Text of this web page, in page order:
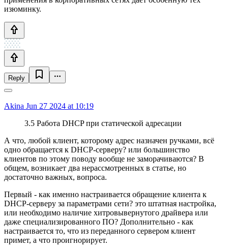
изюминку.
Reply
Akina Jun 27 2024 at 10:19
3.5 Работа DHCP при статической адресации
А что, любой клиент, которому адрес назначен ручками, всё
одно обращается к DHCP-серверу? или большинство
клиентов по этому поводу вообще не заморачиваются? В
общем, возникает два нерассмотренных в статье, но
достаточно важных, вопроса.
Первый - как именно настраивается обращение клиента к
DHCP-серверу за параметрами сети? это штатная настройка,
или необходимо наличие хитровывернутого драйвера или
даже специализированного ПО? Дополнительно - как
настраивается то, что из переданного сервером клиент
примет, а что проигнорирует.